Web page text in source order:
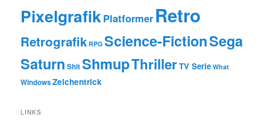
PixelgrafikPlatformer Retro
Retrografik RPG Science-FictionSega
Saturn ShitShmupThrillerTV Serie What
WindowsZeichentrick
LINKS